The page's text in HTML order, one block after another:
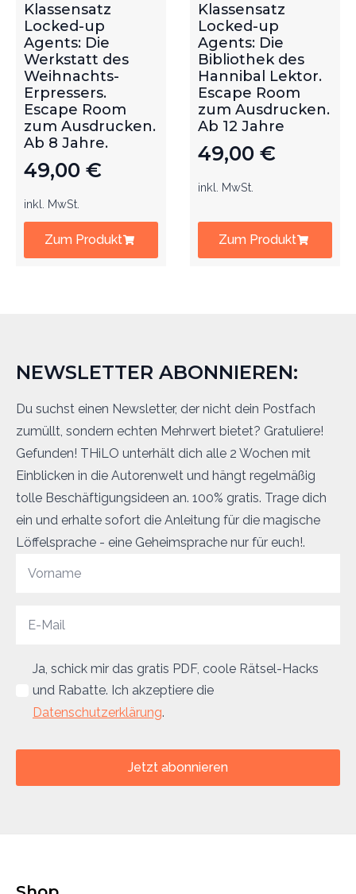
Klassensatz
Locked-up
Agents: Die
Werkstatt des
Weihnachts-
Erpressers.
Escape Room
zum Ausdrucken.
Ab 8 Jahre.
49,00 €
inkl. MwSt.
Zum Produkt
Klassensatz
Locked-up
Agents: Die
Bibliothek des
Hannibal Lektor.
Escape Room
zum Ausdrucken.
Ab 12 Jahre
49,00 €
inkl. MwSt.
Zum Produkt
NEWSLETTER ABONNIEREN:
Du suchst einen Newsletter, der nicht dein Postfach
zumüllt, sondern echten Mehrwert bietet? Gratuliere!
Gefunden! THiLO unterhält dich alle 2 Wochen mit
Einblicken in die Autorenwelt und hängt regelmäßig
tolle Beschäftigungsideen an. 100% gratis. Trage dich
ein und erhalte sofort die Anleitung für die magische
Löffelsprache - eine Geheimsprache nur für euch!.
Ja, schick mir das gratis PDF, coole Rätsel-Hacks
und Rabatte. Ich akzeptiere die
Datenschutzerklärung.
Jetzt abonnieren